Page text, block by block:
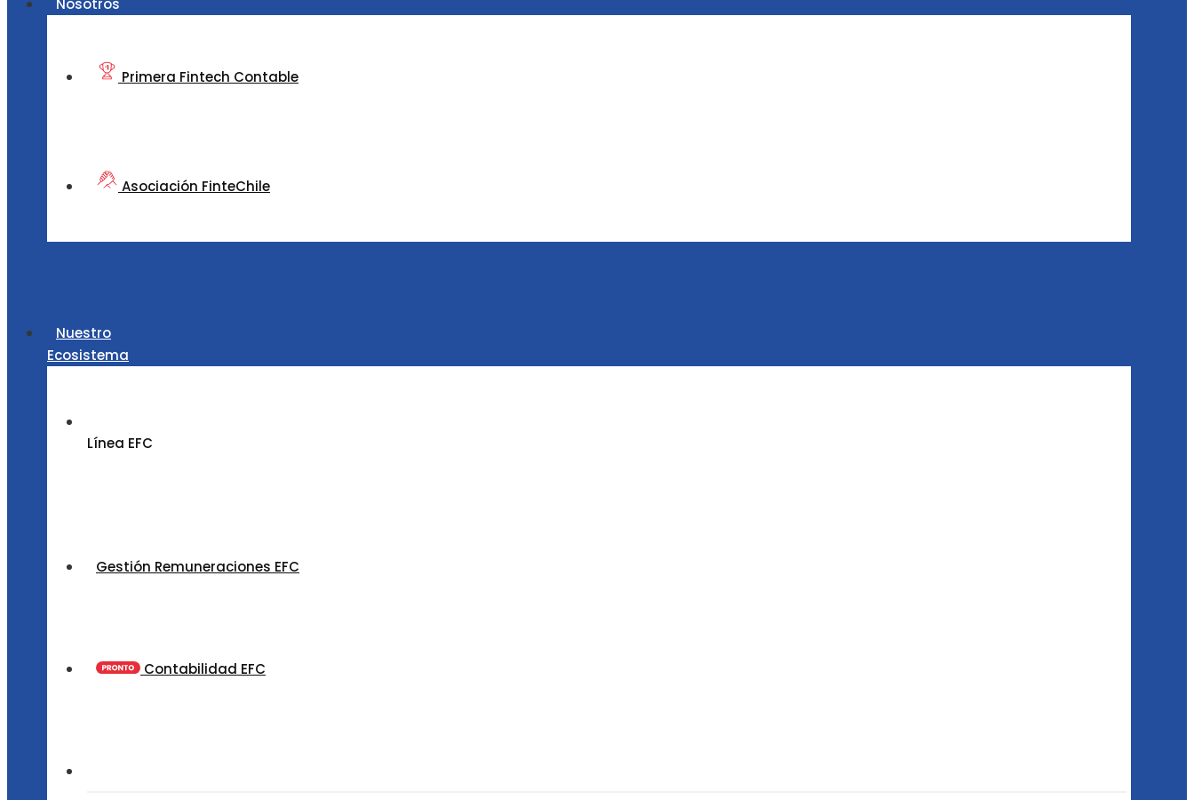
Primera Fintech Contable
Asociación FinteChile
Nuestro
Ecosistema
Línea EFC
Gestión Remuneraciones EFC
Contabilidad EFC